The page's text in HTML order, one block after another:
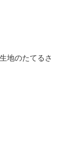
地のたてるさ